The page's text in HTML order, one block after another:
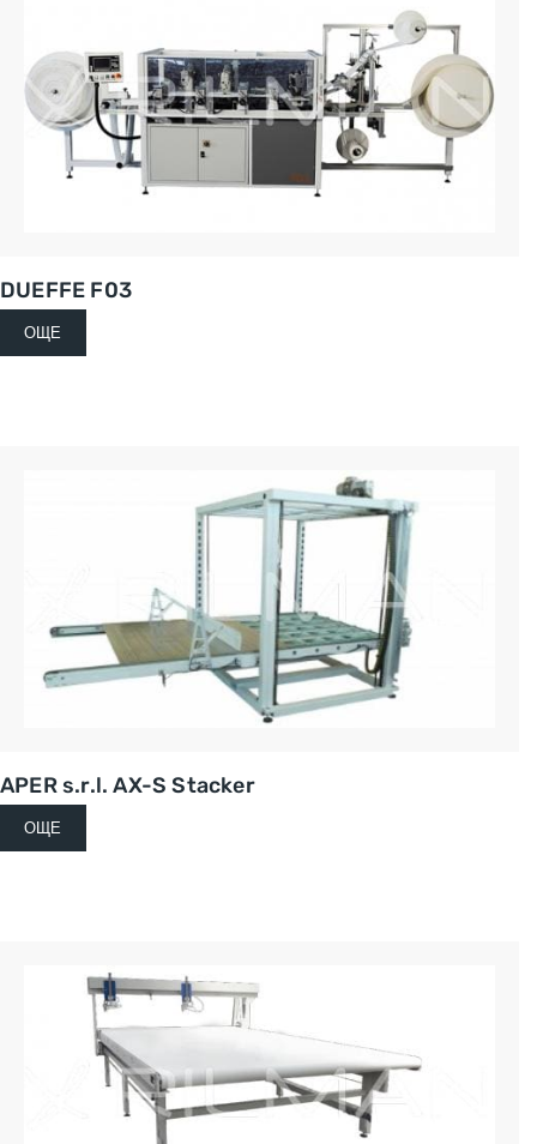
DUEFFE F03
ОЩЕ
APER s.r.l. AX-S Stacker
ОЩЕ